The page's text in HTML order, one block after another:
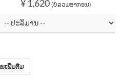
¥ 1,620 (ບໍ່ລວມອາກອນ)
ເພີ່ມຕື່ມ